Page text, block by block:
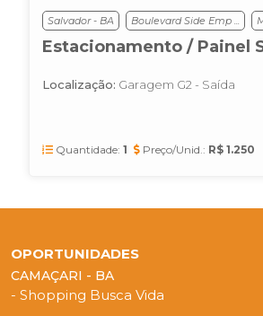
Salvador - BA Boulevard Side Emp ...
Estacionamento / Painel
Localização: Garagem G2 - Saída
Quantidade: 1 Preço/Unid.: R$ 1.250
OPORTUNIDADES
CAMAÇARI - BA
- Shopping Busca Vida